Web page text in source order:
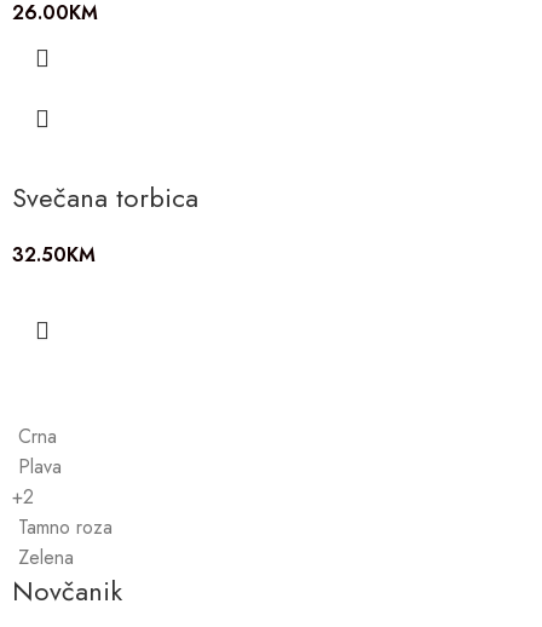
26.00KM
Svečana torbica
32.50KM
Crna
Plava
+2
Tamno roza
Zelena
Novčanik